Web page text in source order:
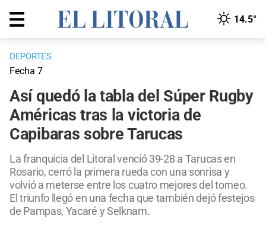
14.5°
DEPORTES
Fecha 7
Así quedó la tabla del Súper Rugby
Américas tras la victoria de
Capibaras sobre Tarucas
La franquicia del Litoral venció 39-28 a Tarucas en
Rosario, cerró la primera rueda con una sonrisa y
volvió a meterse entre los cuatro mejores del torneo.
El triunfo llegó en una fecha que también dejó festejos
de Pampas, Yacaré y Selknam.